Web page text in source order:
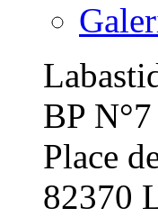
BP N°7
Place
82370